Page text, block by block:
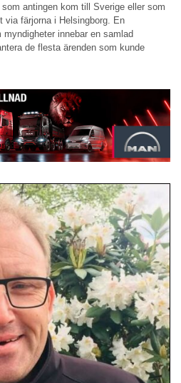
antingen kom till Sverige eller som
via färjorna i Helsingborg. En
innebar en samlad
de flesta ärenden som kunde